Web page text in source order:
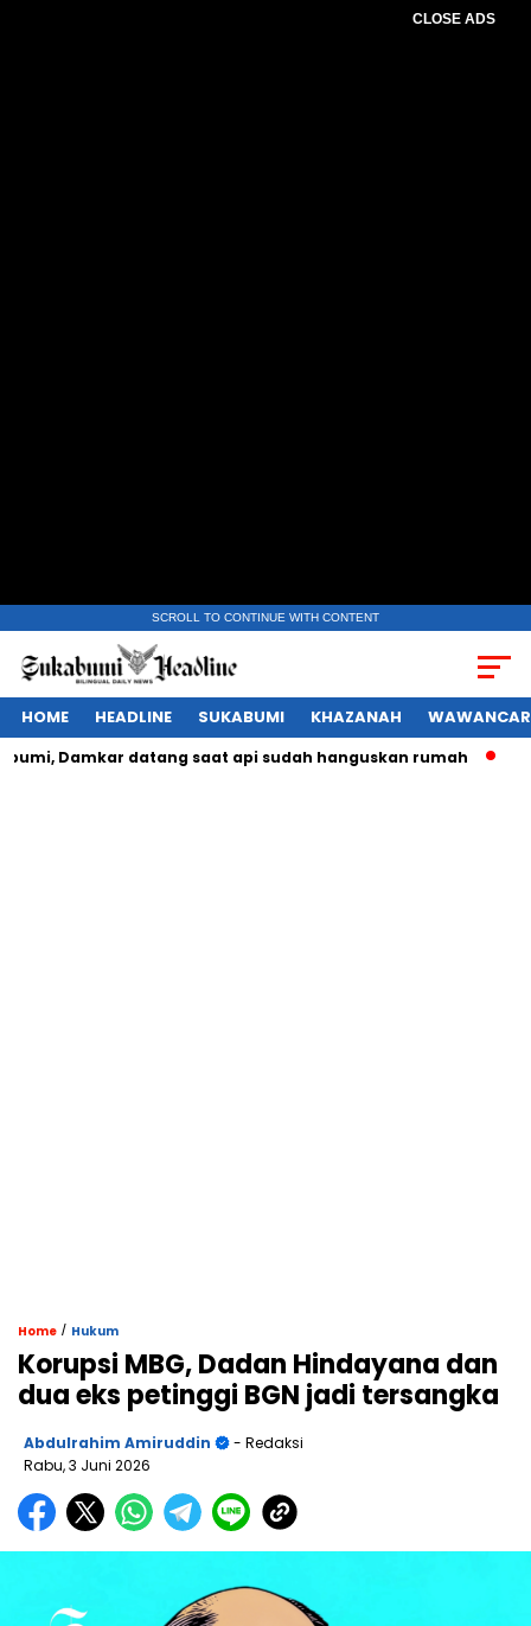
CLOSE ADS
SCROLL TO CONTINUE WITH CONTENT
HOME HEADLINE SUKABUMI KHAZANAH
Damkar datang saat api sudah hanguskan rumah
Home / Hukum
Korupsi MBG, Dadan Hindayana dan
dua eks petinggi BGN jadi tersangka
Abdulrahim Amiruddin
- Redaksi
Rabu, 3 Juni 2026